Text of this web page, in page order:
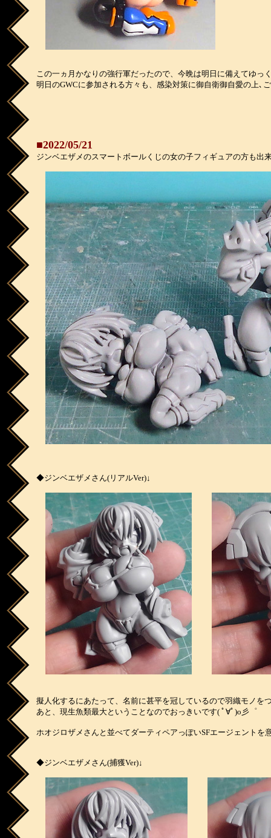
この一ヵ月かなりの強行軍だったので、今晩は明日に備えてゆ
明日のGWCに参加される方々も、感染対策に御自衛御自愛の上､
■2022/05/21
ジンベエザメのスマートボールくじの女の子フィギュアの方も出
◆ジンベエザメさん(リアルVer)↓
擬人化するにあたって、名前に甚平を冠しているので羽織モノを
あと、現生魚類最大ということなのでおっきいです( ﾟ∀ﾟ)o彡゜
ホオジロザメさんと並べてダーティペアっぽいSFエージェントを
◆ジンベエザメさん(捕獲Ver)↓